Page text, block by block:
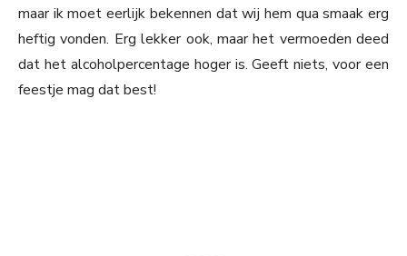
maar ik moet eerlijk bekennen dat wij hem qua smaak erg
heftig vonden. Erg lekker ook, maar het vermoeden deed
dat het alcoholpercentage hoger is. Geeft niets, voor een
feestje mag dat best!